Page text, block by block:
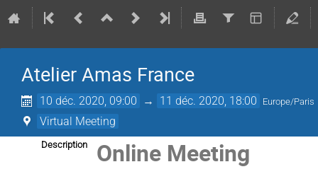
Atelier Amas France
10 déc. 2020, 09:00 → 11 déc. 2020, 18:00 Europe/Paris
Virtual Meeting
Description
Online Meeting